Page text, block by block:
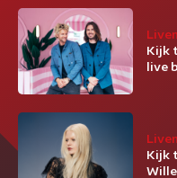
Kijk
live
Kijk